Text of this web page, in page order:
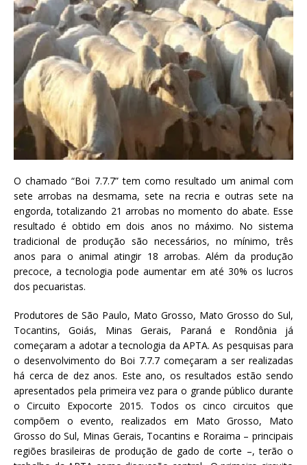
O chamado “Boi 7.7.7” tem como resultado um animal com
sete arrobas na desmama, sete na recria e outras sete na
engorda, totalizando 21 arrobas no momento do abate. Esse
resultado é obtido em dois anos no máximo. No sistema
tradicional de produção são necessários, no mínimo, três
anos para o animal atingir 18 arrobas. Além da produção
precoce, a tecnologia pode aumentar em até 30% os lucros
dos pecuaristas.
Produtores de São Paulo, Mato Grosso, Mato Grosso do Sul,
Tocantins, Goiás, Minas Gerais, Paraná e Rondônia já
começaram a adotar a tecnologia da APTA. As pesquisas para
o desenvolvimento do Boi 7.7.7 começaram a ser realizadas
há cerca de dez anos. Este ano, os resultados estão sendo
apresentados pela primeira vez para o grande público durante
o Circuito Expocorte 2015. Todos os cinco circuitos que
compõem o evento, realizados em Mato Grosso, Mato
Grosso do Sul, Minas Gerais, Tocantins e Roraima – principais
regiões brasileiras de produção de gado de corte –, terão o